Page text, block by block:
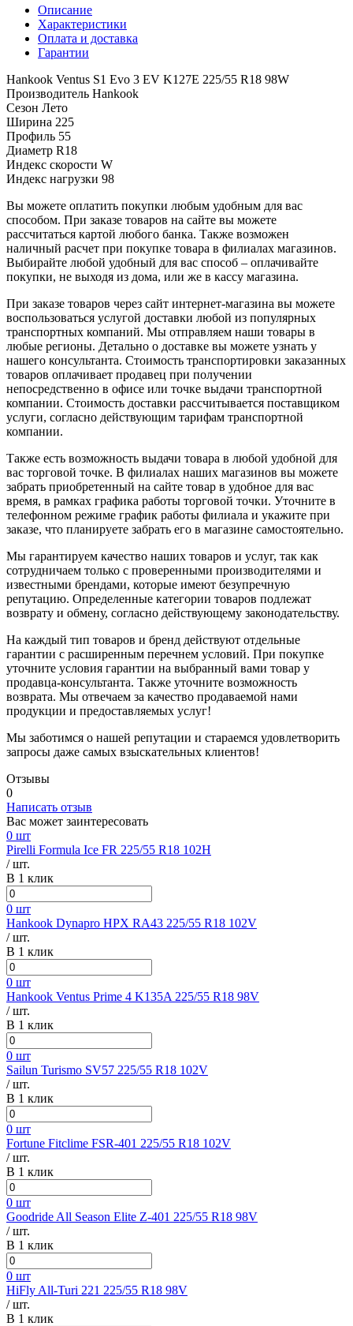
Описание
Характеристики
Оплата и доставка
Гарантии
Hankook Ventus S1 Evo 3 EV K127E 225/55 R18 98W
Производитель Hankook
Сезон Лето
Ширина 225
Профиль 55
Диаметр R18
Индекс скорости W
Индекс нагрузки 98
Вы можете оплатить покупки любым удобным для вас
способом. При заказе товаров на сайте вы можете
рассчитаться картой любого банка. Также возможен
наличный расчет при покупке товара в филиалах магазинов.
Выбирайте любой удобный для вас способ – оплачивайте
покупки, не выходя из дома, или же в кассу магазина.
При заказе товаров через сайт интернет-магазина вы можете
воспользоваться услугой доставки любой из популярных
транспортных компаний. Мы отправляем наши товары в
любые регионы. Детально о доставке вы можете узнать у
нашего консультанта. Стоимость транспортировки заказанных
товаров оплачивает продавец при получении
непосредственно в офисе или точке выдачи транспортной
компании. Стоимость доставки рассчитывается поставщиком
услуги, согласно действующим тарифам транспортной
компании.
Также есть возможность выдачи товара в любой удобной для
вас торговой точке. В филиалах наших магазинов вы можете
забрать приобретенный на сайте товар в удобное для вас
время, в рамках графика работы торговой точки. Уточните в
телефонном режиме график работы филиала и укажите при
заказе, что планируете забрать его в магазине самостоятельно.
Мы гарантируем качество наших товаров и услуг, так как
сотрудничаем только с проверенными производителями и
известными брендами, которые имеют безупречную
репутацию. Определенные категории товаров подлежат
возврату и обмену, согласно действующему законодательству.
На каждый тип товаров и бренд действуют отдельные
гарантии с расширенным перечнем условий. При покупке
уточните условия гарантии на выбранный вами товар у
продавца-консультанта. Также уточните возможность
возврата. Мы отвечаем за качество продаваемой нами
продукции и предоставляемых услуг!
Мы заботимся о нашей репутации и стараемся удовлетворить
запросы даже самых взыскательных клиентов!
Отзывы
0
Написать отзыв
Вас может заинтересовать
0 шт
Pirelli Formula Ice FR 225/55 R18 102H
/ шт.
В 1 клик
0 шт
Hankook Dynapro HPX RA43 225/55 R18 102V
/ шт.
В 1 клик
0 шт
Hankook Ventus Prime 4 K135A 225/55 R18 98V
/ шт.
В 1 клик
0 шт
Sailun Turismo SV57 225/55 R18 102V
/ шт.
В 1 клик
0 шт
Fortune Fitclime FSR-401 225/55 R18 102V
/ шт.
В 1 клик
0 шт
Goodride All Season Elite Z-401 225/55 R18 98V
/ шт.
В 1 клик
0 шт
HiFly All-Turi 221 225/55 R18 98V
/ шт.
В 1 клик